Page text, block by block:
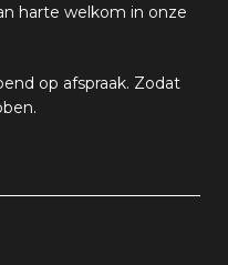
harte welkom in onze
op afspraak. Zodat